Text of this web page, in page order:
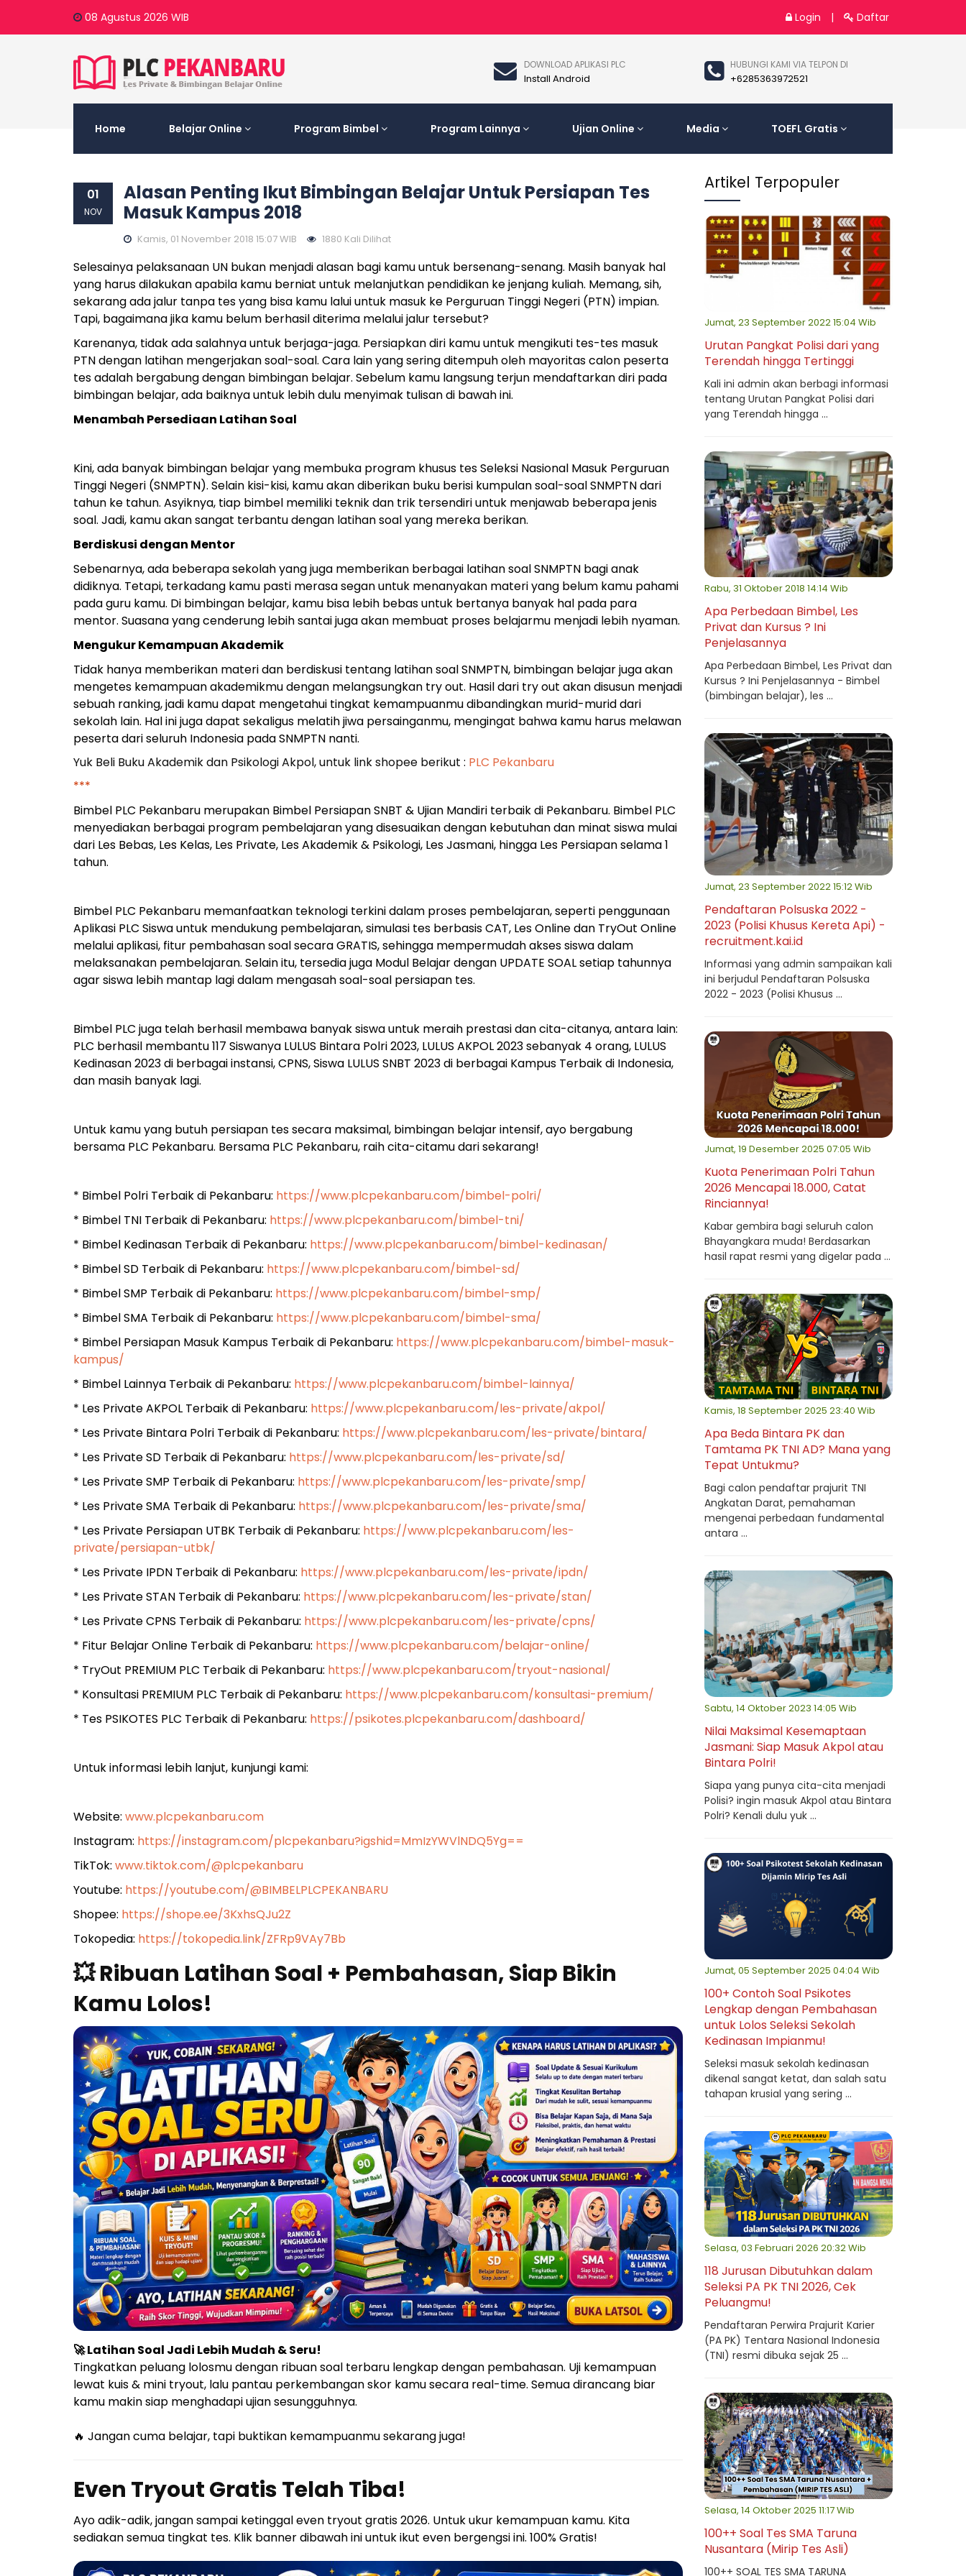
08 Agustus 2026 WIB Login | Daftar
HUBUNGI KAMI VIA TELPON DI
+6285363972521
DOWNLOAD APLIKASI PLC
Install Android
Home Belajar Online Program Bimbel Program Lainnya Ujian Online Media TOEFL Gratis
01
NOV
Alasan Penting Ikut Bimbingan Belajar Untuk Persiapan Tes
Masuk Kampus 2018
Kamis, 01 November 2018 15:07 WIB 1880 Kali Dilihat
Selesainya pelaksanaan UN bukan menjadi alasan bagi kamu untuk bersenang-senang. Masih banyak hal
yang harus dilakukan apabila kamu berniat untuk melanjutkan pendidikan ke jenjang kuliah. Memang, sih,
sekarang ada jalur tanpa tes yang bisa kamu lalui untuk masuk ke Perguruan Tinggi Negeri (PTN) impian.
Tapi, bagaimana jika kamu belum berhasil diterima melalui jalur tersebut?
Karenanya, tidak ada salahnya untuk berjaga-jaga. Persiapkan diri kamu untuk mengikuti tes-tes masuk
PTN dengan latihan mengerjakan soal-soal. Cara lain yang sering ditempuh oleh mayoritas calon peserta
tes adalah bergabung dengan bimbingan belajar. Sebelum kamu langsung terjun mendaftarkan diri pada
bimbingan belajar, ada baiknya untuk lebih dulu menyimak tulisan di bawah ini.
Menambah Persediaan Latihan Soal
Kini, ada banyak bimbingan belajar yang membuka program khusus tes Seleksi Nasional Masuk Perguruan
Tinggi Negeri (SNMPTN). Selain kisi-kisi, kamu akan diberikan buku berisi kumpulan soal-soal SNMPTN dari
tahun ke tahun. Asyiknya, tiap bimbel memiliki teknik dan trik tersendiri untuk menjawab beberapa jenis
soal. Jadi, kamu akan sangat terbantu dengan latihan soal yang mereka berikan.
Berdiskusi dengan Mentor
Sebenarnya, ada beberapa sekolah yang juga memberikan berbagai latihan soal SNMPTN bagi anak
didiknya. Tetapi, terkadang kamu pasti merasa segan untuk menanyakan materi yang belum kamu pahami
pada guru kamu. Di bimbingan belajar, kamu bisa lebih bebas untuk bertanya banyak hal pada para
mentor. Suasana yang cenderung lebih santai juga akan membuat proses belajarmu menjadi lebih nyaman.
Mengukur Kemampuan Akademik
Tidak hanya memberikan materi dan berdiskusi tentang latihan soal SNMPTN, bimbingan belajar juga akan
mengetes kemampuan akademikmu dengan melangsungkan try out. Hasil dari try out akan disusun menjadi
sebuah ranking, jadi kamu dapat mengetahui tingkat kemampuanmu dibandingkan murid-murid dari
sekolah lain. Hal ini juga dapat sekaligus melatih jiwa persainganmu, mengingat bahwa kamu harus melawan
peserta dari seluruh Indonesia pada SNMPTN nanti.
Yuk Beli Buku Akademik dan Psikologi Akpol, untuk link shopee berikut : PLC Pekanbaru
***
Bimbel PLC Pekanbaru merupakan Bimbel Persiapan SNBT & Ujian Mandiri terbaik di Pekanbaru. Bimbel PLC
menyediakan berbagai program pembelajaran yang disesuaikan dengan kebutuhan dan minat siswa mulai
dari Les Bebas, Les Kelas, Les Private, Les Akademik & Psikologi, Les Jasmani, hingga Les Persiapan selama 1
tahun.
Bimbel PLC Pekanbaru memanfaatkan teknologi terkini dalam proses pembelajaran, seperti penggunaan
Aplikasi PLC Siswa untuk mendukung pembelajaran, simulasi tes berbasis CAT, Les Online dan TryOut Online
melalui aplikasi, fitur pembahasan soal secara GRATIS, sehingga mempermudah akses siswa dalam
melaksanakan pembelajaran. Selain itu, tersedia juga Modul Belajar dengan UPDATE SOAL setiap tahunnya
agar siswa lebih mantap lagi dalam mengasah soal-soal persiapan tes.
Bimbel PLC juga telah berhasil membawa banyak siswa untuk meraih prestasi dan cita-citanya, antara lain:
PLC berhasil membantu 117 Siswanya LULUS Bintara Polri 2023, LULUS AKPOL 2023 sebanyak 4 orang, LULUS
Kedinasan 2023 di berbagai instansi, CPNS, Siswa LULUS SNBT 2023 di berbagai Kampus Terbaik di Indonesia,
dan masih banyak lagi.
Untuk kamu yang butuh persiapan tes secara maksimal, bimbingan belajar intensif, ayo bergabung
bersama PLC Pekanbaru. Bersama PLC Pekanbaru, raih cita-citamu dari sekarang!
* Bimbel Polri Terbaik di Pekanbaru: https://www.plcpekanbaru.com/bimbel-polri/
* Bimbel TNI Terbaik di Pekanbaru: https://www.plcpekanbaru.com/bimbel-tni/
* Bimbel Kedinasan Terbaik di Pekanbaru: https://www.plcpekanbaru.com/bimbel-kedinasan/
* Bimbel SD Terbaik di Pekanbaru: https://www.plcpekanbaru.com/bimbel-sd/
* Bimbel SMP Terbaik di Pekanbaru: https://www.plcpekanbaru.com/bimbel-smp/
* Bimbel SMA Terbaik di Pekanbaru: https://www.plcpekanbaru.com/bimbel-sma/
* Bimbel Persiapan Masuk Kampus Terbaik di Pekanbaru: https://www.plcpekanbaru.com/bimbel-masuk-
kampus/
* Bimbel Lainnya Terbaik di Pekanbaru: https://www.plcpekanbaru.com/bimbel-lainnya/
* Les Private AKPOL Terbaik di Pekanbaru: https://www.plcpekanbaru.com/les-private/akpol/
* Les Private Bintara Polri Terbaik di Pekanbaru: https://www.plcpekanbaru.com/les-private/bintara/
* Les Private SD Terbaik di Pekanbaru: https://www.plcpekanbaru.com/les-private/sd/
* Les Private SMP Terbaik di Pekanbaru: https://www.plcpekanbaru.com/les-private/smp/
* Les Private SMA Terbaik di Pekanbaru: https://www.plcpekanbaru.com/les-private/sma/
* Les Private Persiapan UTBK Terbaik di Pekanbaru: https://www.plcpekanbaru.com/les-
private/persiapan-utbk/
* Les Private IPDN Terbaik di Pekanbaru: https://www.plcpekanbaru.com/les-private/ipdn/
* Les Private STAN Terbaik di Pekanbaru: https://www.plcpekanbaru.com/les-private/stan/
* Les Private CPNS Terbaik di Pekanbaru: https://www.plcpekanbaru.com/les-private/cpns/
* Fitur Belajar Online Terbaik di Pekanbaru: https://www.plcpekanbaru.com/belajar-online/
* TryOut PREMIUM PLC Terbaik di Pekanbaru: https://www.plcpekanbaru.com/tryout-nasional/
* Konsultasi PREMIUM PLC Terbaik di Pekanbaru: https://www.plcpekanbaru.com/konsultasi-premium/
* Tes PSIKOTES PLC Terbaik di Pekanbaru: https://psikotes.plcpekanbaru.com/dashboard/
Untuk informasi lebih lanjut, kunjungi kami:
Website: www.plcpekanbaru.com
Instagram: https://instagram.com/plcpekanbaru?igshid=MmIzYWVlNDQ5Yg==
TikTok: www.tiktok.com/@plcpekanbaru
Youtube: https://youtube.com/@BIMBELPLCPEKANBARU
Shopee: https://shope.ee/3KxhsQJu2Z
Tokopedia: https://tokopedia.link/ZFRp9VAy7Bb
💥 Ribuan Latihan Soal + Pembahasan, Siap Bikin
Kamu Lolos!
🚀 Latihan Soal Jadi Lebih Mudah & Seru!
Tingkatkan peluang lolosmu dengan ribuan soal terbaru lengkap dengan pembahasan. Uji kemampuan
lewat kuis & mini tryout, lalu pantau perkembangan skor kamu secara real-time. Semua dirancang biar
kamu makin siap menghadapi ujian sesungguhnya.
🔥 Jangan cuma belajar, tapi buktikan kemampuanmu sekarang juga!
Even Tryout Gratis Telah Tiba!
Ayo adik-adik, jangan sampai ketinggal even tryout gratis 2026. Untuk ukur kemampuan kamu. Kita
sediakan semua tingkat tes. Klik banner dibawah ini untuk ikut even bergengsi ini. 100% Gratis!
Artikel Terpopuler
Jumat, 23 September 2022 15:04 Wib
Urutan Pangkat Polisi dari yang
Terendah hingga Tertinggi
Kali ini admin akan berbagi informasi
tentang Urutan Pangkat Polisi dari
yang Terendah hingga ...
Rabu, 31 Oktober 2018 14:14 Wib
Apa Perbedaan Bimbel, Les
Privat dan Kursus ? Ini
Penjelasannya
Apa Perbedaan Bimbel, Les Privat dan
Kursus ? Ini Penjelasannya - Bimbel
(bimbingan belajar), les ...
Jumat, 23 September 2022 15:12 Wib
Pendaftaran Polsuska 2022 -
2023 (Polisi Khusus Kereta Api) -
recruitment.kai.id
Informasi yang admin sampaikan kali
ini berjudul Pendaftaran Polsuska
2022 - 2023 (Polisi Khusus ...
Jumat, 19 Desember 2025 07:05 Wib
Kuota Penerimaan Polri Tahun
2026 Mencapai 18.000, Catat
Rinciannya!
Kabar gembira bagi seluruh calon
Bhayangkara muda! Berdasarkan
hasil rapat resmi yang digelar pada ...
Kamis, 18 September 2025 23:40 Wib
Apa Beda Bintara PK dan
Tamtama PK TNI AD? Mana yang
Tepat Untukmu?
Bagi calon pendaftar prajurit TNI
Angkatan Darat, pemahaman
mengenai perbedaan fundamental
antara ...
Sabtu, 14 Oktober 2023 14:05 Wib
Nilai Maksimal Kesemaptaan
Jasmani: Siap Masuk Akpol atau
Bintara Polri!
Siapa yang punya cita-cita menjadi
Polisi? ingin masuk Akpol atau Bintara
Polri? Kenali dulu yuk ...
Jumat, 05 September 2025 04:04 Wib
100+ Contoh Soal Psikotes
Lengkap dengan Pembahasan
untuk Lolos Seleksi Sekolah
Kedinasan Impianmu!
Seleksi masuk sekolah kedinasan
dikenal sangat ketat, dan salah satu
tahapan krusial yang sering ...
Selasa, 03 Februari 2026 20:32 Wib
118 Jurusan Dibutuhkan dalam
Seleksi PA PK TNI 2026, Cek
Peluangmu!
Pendaftaran Perwira Prajurit Karier
(PA PK) Tentara Nasional Indonesia
(TNI) resmi dibuka sejak 25 ...
Selasa, 14 Oktober 2025 11:17 Wib
100++ Soal Tes SMA Taruna
Nusantara (Mirip Tes Asli)
100++ SOAL TES SMA TARUNA